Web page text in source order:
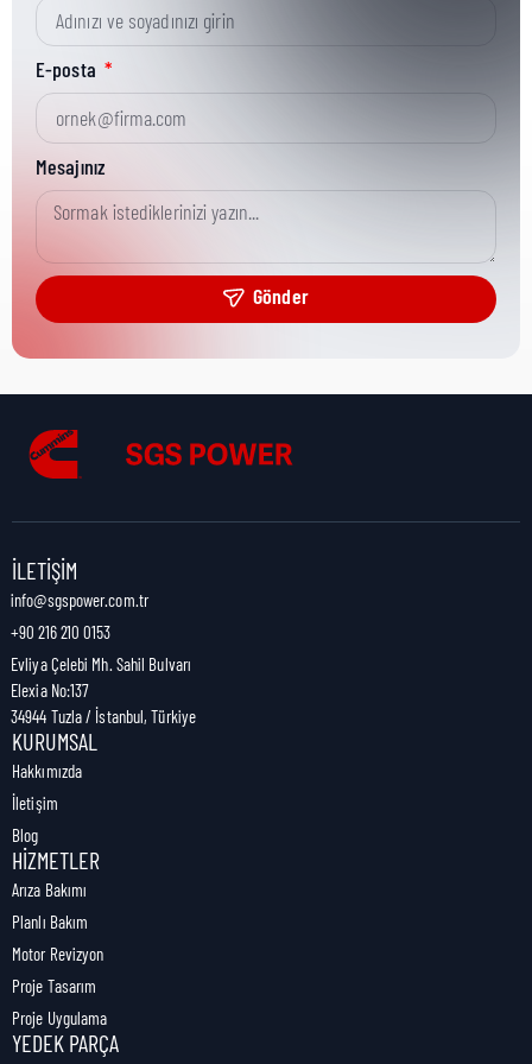
Kısa Parça No:
Ürün Grubu:
Ürün Kategorisi:
Nakliye Yüksekliği:
Nakliye Uzunluğu:
Nakliye Ağırlığı:
E-posta
Mesajınız
Gönder
İLETIŞIM
info@sgspower.com.tr
+90 216 210 0153
Evliya Çelebi Mh. Sahil Bulvarı
Elexia No:137
34944 Tuzla / İstanbul, Türkiye
KURUMSAL
Hakkımızda
İletişim
Blog
HIZMETLER
Arıza Bakımı
Planlı Bakım
Motor Revizyon
Proje Tasarım
Proje Uygulama
YEDEK PARÇA